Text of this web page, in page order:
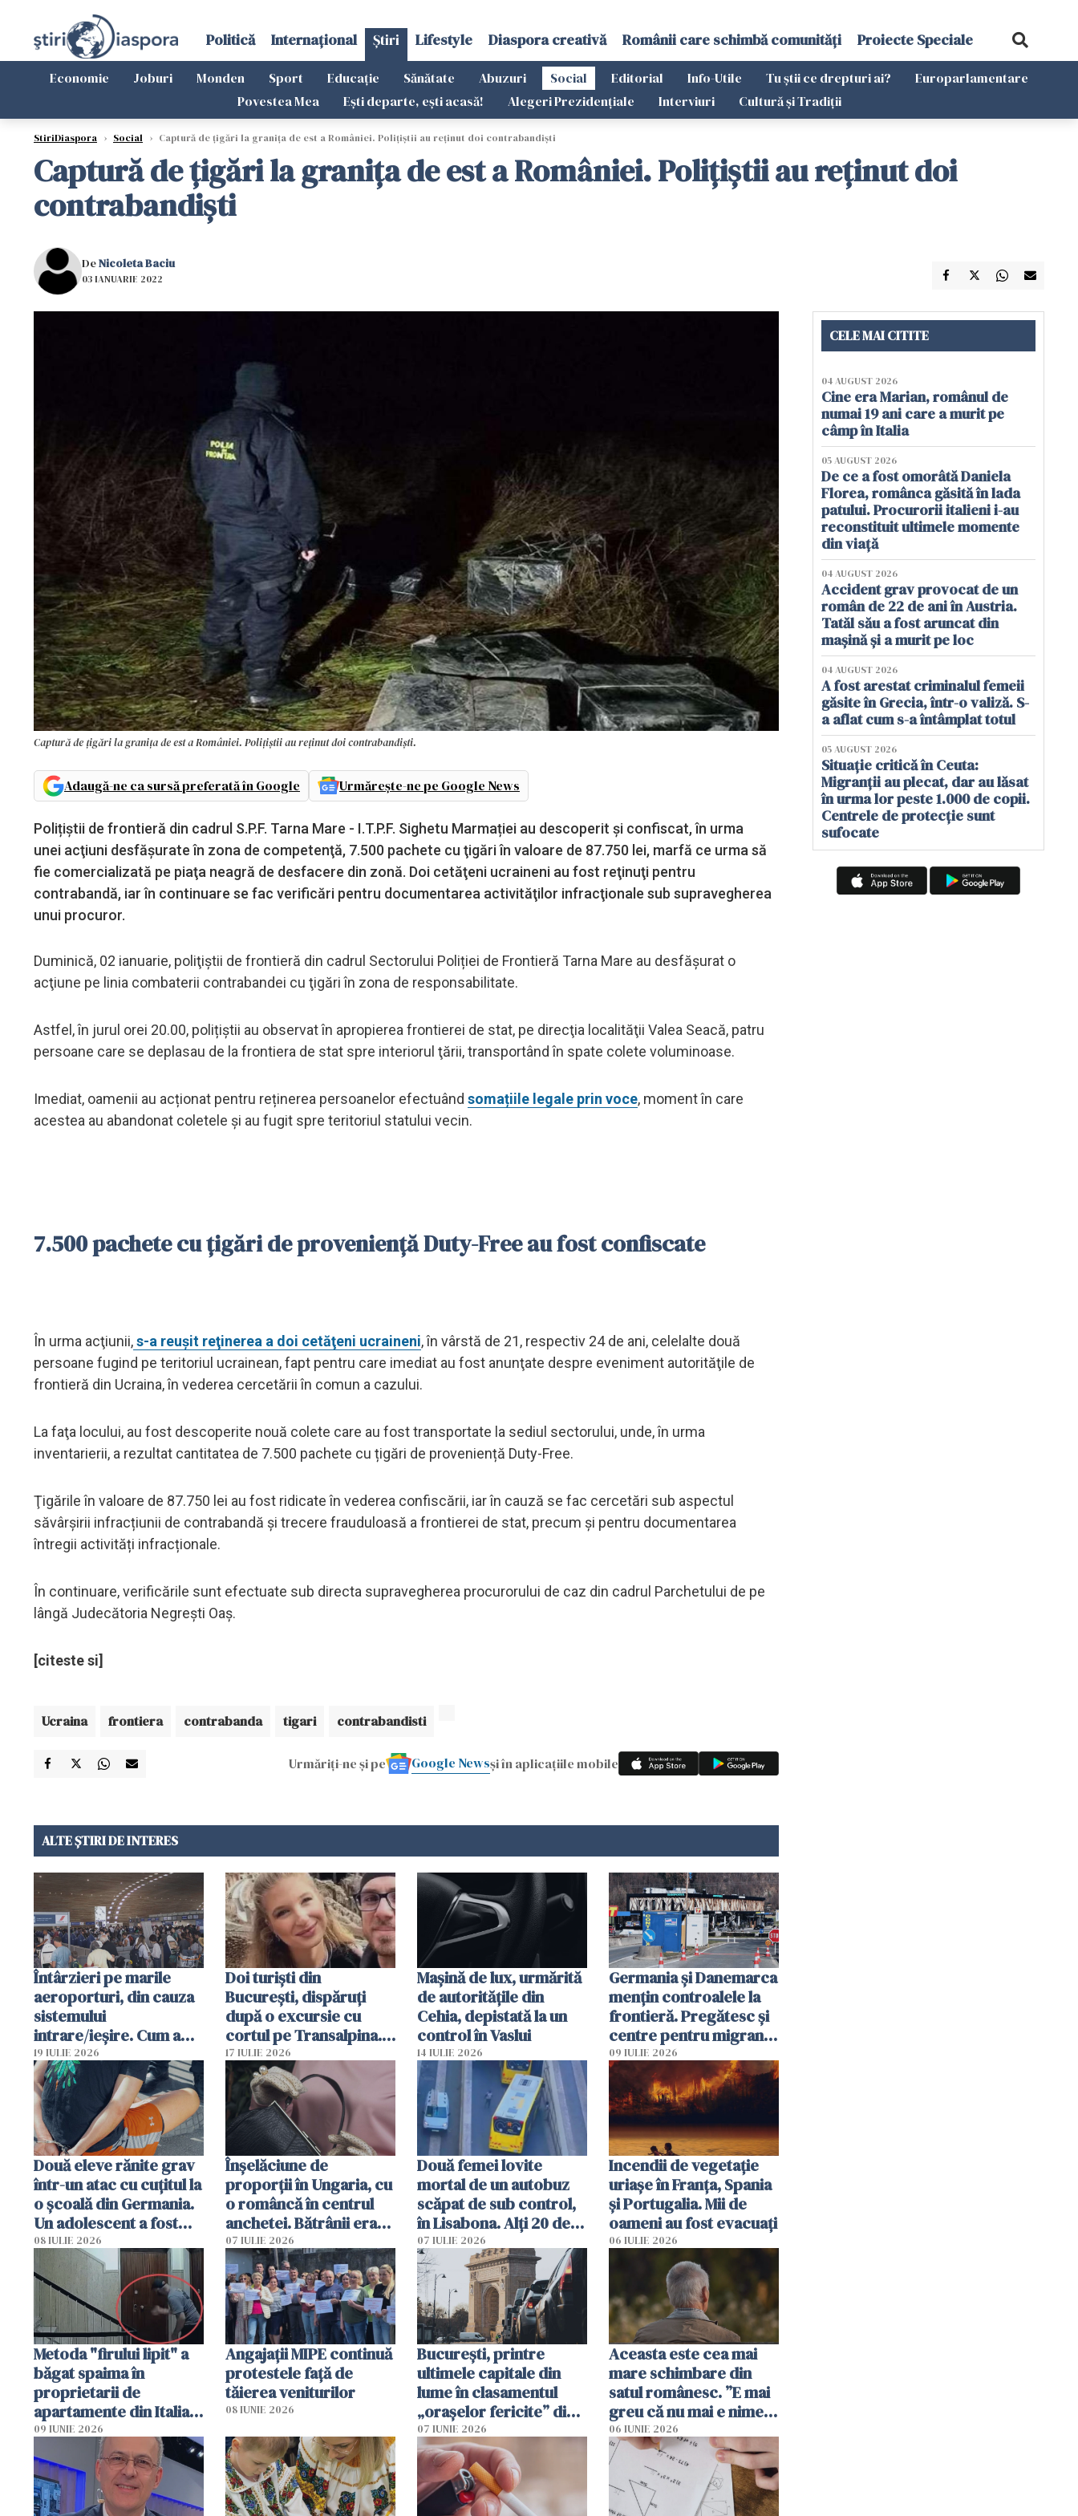
Politică Internațional Știri Lifestyle Diaspora creativă Românii care schimbă comunități Proiecte Speciale
Economie Joburi Monden Sport Educație Sănătate Abuzuri Social Editorial Info-Utile Tu știi ce drepturi ai?
Europarlamentare
Povestea Mea
Ești departe, ești acasă! Alegeri Prezidențiale Interviuri Cultură și Tradiții
StiriDiaspora › Social › Captură de țigări la granița de est a României. Polițiștii au reținut doi contrabandiști
Captură de țigări la granița de est a României. Polițiștii au reținut doi
contrabandiști
DeNicoleta Baciu
03 IANUARIE 2022
Captură de țigări la granița de est a României. Polițiștii au reținut doi contrabandiști.
Adaugă-ne ca sursă preferată în Google Urmărește-ne pe Google News
Polițiștii de frontieră din cadrul S.P.F. Tarna Mare - I.T.P.F. Sighetu Marmației au descoperit şi confiscat, în urma
unei acţiuni desfăşurate în zona de competenţă, 7.500 pachete cu ţigări în valoare de 87.750 lei, marfă ce urma să
fie comercializată pe piaţa neagră de desfacere din zonă. Doi cetăţeni ucraineni au fost reţinuţi pentru
contrabandă, iar în continuare se fac verificări pentru documentarea activităţilor infracţionale sub supravegherea
unui procuror.
Duminică, 02 ianuarie, poliţiştii de frontieră din cadrul Sectorului Poliției de Frontieră Tarna Mare au desfăşurat o
acţiune pe linia combaterii contrabandei cu ţigări în zona de responsabilitate.
Astfel, în jurul orei 20.00, polițiștii au observat în apropierea frontierei de stat, pe direcţia localităţii Valea Seacă, patru
persoane care se deplasau de la frontiera de stat spre interiorul ţării, transportând în spate colete voluminoase.
Imediat, oamenii au acționat pentru reținerea persoanelor efectuând somațiile legale prin voce, moment în care
acestea au abandonat coletele şi au fugit spre teritoriul statului vecin.
7.500 pachete cu țigări de proveniență Duty-Free au fost confiscate
În urma acţiunii,s-a reuşit reţinerea a doi cetăţeni ucraineni, în vârstă de 21, respectiv 24 de ani, celelalte două
persoane fugind pe teritoriul ucrainean, fapt pentru care imediat au fost anunţate despre eveniment autorităţile de
frontieră din Ucraina, în vederea cercetării în comun a cazului.
La faţa locului, au fost descoperite nouă colete care au fost transportate la sediul sectorului, unde, în urma
inventarierii, a rezultat cantitatea de 7.500 pachete cu țigări de proveniență Duty-Free.
Ţigările în valoare de 87.750 lei au fost ridicate în vederea confiscării, iar în cauză se fac cercetări sub aspectul
săvârșirii infracțiunii de contrabandă şi trecere frauduloasă a frontierei de stat, precum și pentru documentarea
întregii activități infracționale.
În continuare, verificările sunt efectuate sub directa supravegherea procurorului de caz din cadrul Parchetului de pe
lângă Judecătoria Negreşti Oaş.
[citeste si]
Ucraina frontiera contrabanda tigari contrabandisti
Urmăriți-ne și pe Google Newsși în aplicațiile mobile
ALTE ȘTIRI DE INTERES
Întârzieri pe marile
aeroporturi, din cauza
sistemului
intrare/ieșire. Cum a
ajuns o femeie să fie
arestată în Cluj-Napoca
19 IULIE 2026
Doi turiști din
București, dispăruți
după o excursie cu
cortul pe Transalpina.
Poliția și familia îi caută
17 IULIE 2026
Mașină de lux, urmărită
de autoritățile din
Cehia, depistată la un
control în Vaslui
14 IULIE 2026
Germania și Danemarca
mențin controalele la
frontieră. Pregătesc și
centre pentru migranții
respinși din UE
09 IULIE 2026
Două eleve rănite grav
într-un atac cu cuțitul la
o școală din Germania.
Un adolescent a fost
arestat
08 IULIE 2026
Înșelăciune de
proporții în Ungaria, cu
o româncă în centrul
anchetei. Bătrânii erau
puși să lase la poartă
genți cu aur și bani
07 IULIE 2026
Două femei lovite
mortal de un autobuz
scăpat de sub control,
în Lisabona. Alți 20 de
oameni sunt răniți
07 IULIE 2026
Incendii de vegetație
uriașe în Franța, Spania
și Portugalia. Mii de
oameni au fost evacuați
06 IULIE 2026
Metoda "firului lipit" a
băgat spaima în
proprietarii de
apartamente din Italia.
Poliția, sesizată
09 IUNIE 2026
Angajaţii MIPE continuă
protestele faţă de
tăierea veniturilor
08 IUNIE 2026
București, printre
ultimele capitale din
lume în clasamentul
„orașelor fericite” din
2026
07 IUNIE 2026
Aceasta este cea mai
mare schimbare din
satul românesc. ”E mai
greu că nu mai e nimeni
pe-aici, prin jur”
06 IUNIE 2026
CELE MAI CITITE
04 AUGUST 2026
Cine era Marian, românul de
numai 19 ani care a murit pe
câmp în Italia
05 AUGUST 2026
De ce a fost omorâtă Daniela
Florea, românca găsită în lada
patului. Procurorii italieni i-au
reconstituit ultimele momente
din viață
04 AUGUST 2026
Accident grav provocat de un
român de 22 de ani în Austria.
Tatăl său a fost aruncat din
mașină și a murit pe loc
04 AUGUST 2026
A fost arestat criminalul femeii
găsite în Grecia, într-o valiză. S-
a aflat cum s-a întâmplat totul
05 AUGUST 2026
Situație critică în Ceuta:
Migranții au plecat, dar au lăsat
în urma lor peste 1.000 de copii.
Centrele de protecție sunt
sufocate